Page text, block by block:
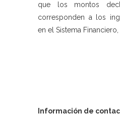
que los montos
corresponden a los
en el Sistema
Información de